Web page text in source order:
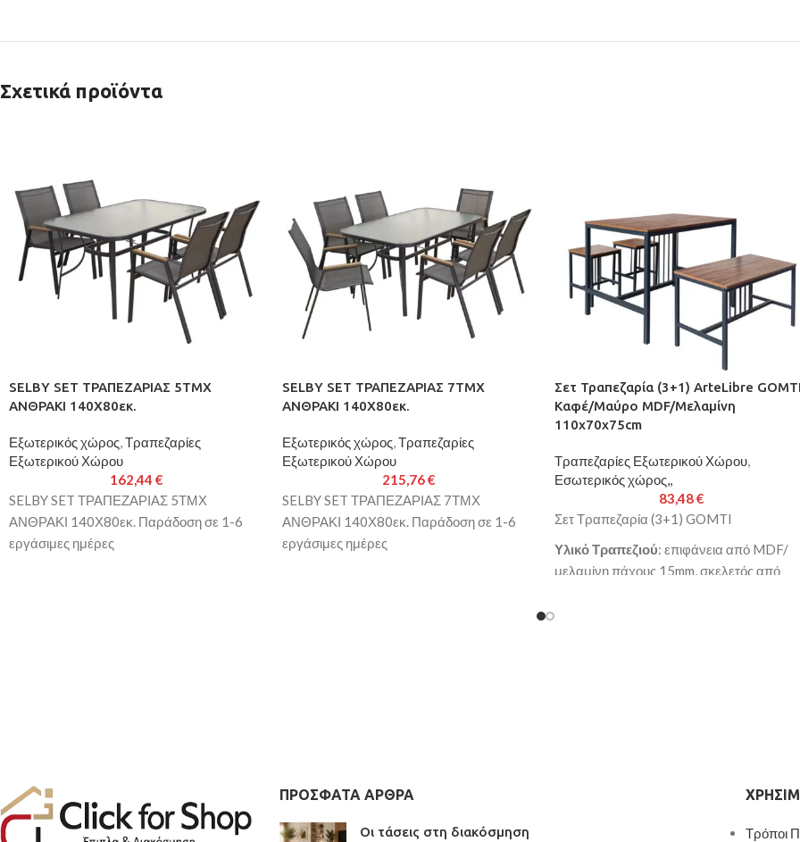
Σχετικά προϊόντα
SELBY SET ΤΡΑΠΕΖΑΡΙΑΣ 5ΤΜΧ
ΑΝΘΡΑΚΙ 140Χ80εκ.
Εξωτερικός χώρος Τραπεζαρίες
Εξωτερικού Χώρου
162,44 €
SELBY SET ΤΡΑΠΕΖΑΡΙΑΣ 5ΤΜΧ
ΑΝΘΡΑΚΙ 140Χ80εκ. Παράδοση σε 1-6
εργάσιμες ημέρες
SELBY SET ΤΡΑΠΕΖΑΡΙΑΣ 7ΤΜΧ
ΑΝΘΡΑΚΙ 140Χ80εκ.
Εξωτερικός χώρος, Τραπεζαρίες
Εξωτερικού Χώρου
215,76€
SELBY SET ΤΡΑΠΕΖΑΡΙΑΣ 7ΤΜΧ
ΑΝΘΡΑΚΙ 140Χ80εκ. Παράδοση σε 1-6
εργάσιμες ημέρες
Σετ Τραπεζαρία (3+1) ArteLibre GOMTI
Καφέ/Μαύρο MDF/Μελαμίνη
110x70x75cm
Τραπεζαρίες Εξωτερικού Χώρου
Εσωτερικός χώρος,,
83,48€
Σετ Τραπεζαρία (3+1) GOMTI
Υλικό Τραπεζιού: επιφάνεια από MDF/
μελαμίνη πάχους 15mm, σκελετός από
απόχρωση ξύλου υψηλής ποιότητας και
ΠΡΌΣΦΑΤΑ ΆΡΘΡΑ
Οι τάσεις στη διακόσμηση
Τρόποι